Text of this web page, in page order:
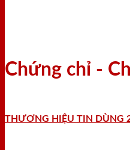
Chứng chỉ -
THƯƠNG HIỆU TIN DÙNG